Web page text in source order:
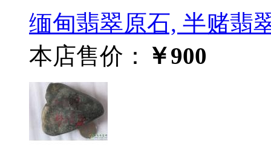
缅甸翡翠原石, 半赌翡
本店售价：
￥900